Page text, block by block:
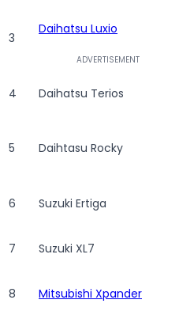
3
Daihatsu Luxio
4 Daihatsu Terios
5 Daihtasu Rocky
6 Suzuki Ertiga
7 Suzuki XL7
8 Mitsubishi Xpander